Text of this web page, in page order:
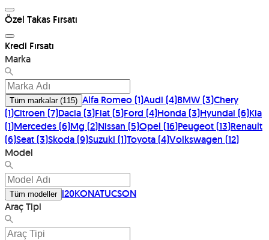
Özel Takas Fırsatı
Kredi Fırsatı
Marka
Tüm markalar(115) Alfa Romeo(1)Audi (4)BMW(3)Chery
(1)Citroen (7)Dacia(3)Fiat(5)Ford (4)Honda(3)Hyundai (6)Kia
(1)Mercedes(6)Mg (2)Nissan (5)Opel (16)Peugeot(13)Renault
(6)Seat(3)Skoda(9)Suzuki (1)Toyota(4)Volkswagen (12)
Model
Tüm modeller i20KONATUCSON
Araç Tipi